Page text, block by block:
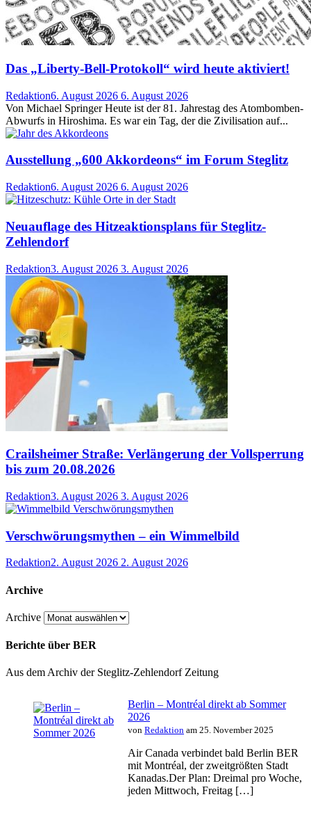
Das „Liberty-Bell-Protokoll“ wird heute aktiviert!
Redaktion6. August 2026 6. August 2026
Von Michael Springer Heute ist der 81. Jahrestag des Atombomben-
Abwurfs in Hiroshima. Es war ein Tag, der die Zivilisation auf...
Ausstellung „600 Akkordeons“ im Forum Steglitz
Redaktion6. August 2026 6. August 2026
Neuauflage des Hitzeaktionsplans für Steglitz-
Zehlendorf
Redaktion3. August 2026 3. August 2026
Crailsheimer Straße: Verlängerung der Vollsperrung
bis zum 20.08.2026
Redaktion3. August 2026 3. August 2026
Verschwörungsmythen – ein Wimmelbild
Redaktion2. August 2026 2. August 2026
Archive
Archive
Berichte über BER
Aus dem Archiv der Steglitz-Zehlendorf Zeitung
Berlin – Montréal direkt ab Sommer
2026
von Redaktion am 25. November 2025
Air Canada verbindet bald Berlin BER
mit Montréal, der zweitgrößten Stadt
Kanadas.Der Plan: Dreimal pro Woche,
jeden Mittwoch, Freitag […]